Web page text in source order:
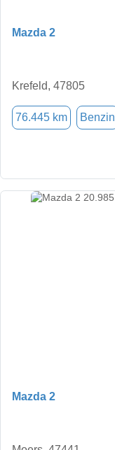
Mazda 2
Krefeld, 47805
76.445 km Benzin
Mazda 2